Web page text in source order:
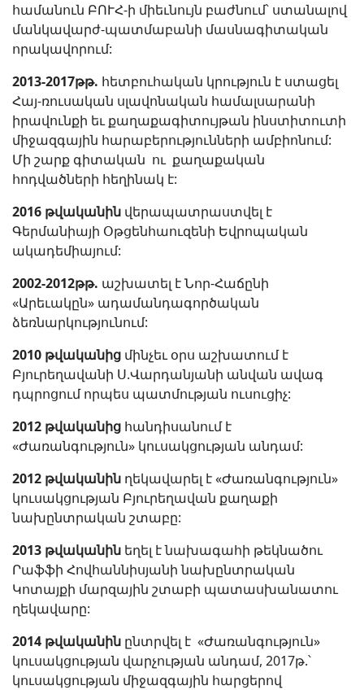
համանուն ԲՈՒՀ-ի միեւնույն բաժնում՝ ստանալով
մանկավարժ-պատմաբանի մասնագիտական
որակավորում:
2013-2017թթ. հետբուհական կրություն է ստացել
Հայ-ռուսական սլավոնական համալսարանի
իրավունքի եւ քաղաքագիտույթան ինստիտուտի
միջազգային հարաբերությունների ամբիոնում:
Մի շարք գիտական ու քաղաքական
հոդվածների հեղինակ է:
2016 թվականին վերապատրաստվել է
Գերմանիայի Օթցենհաուզենի Եվրոպական
ակադեմիայում:
2002-2012թթ. աշխատել է Նոր-Հաճընի
«Արեւակըն» ադամանդագործական
ձեռնարկությունում:
2010 թվականից մինչեւ օրս աշխատում է
Բյուրեղավանի Ս.Վարդանյանի անվան ավագ
դպրոցում որպես պատմության ուսուցիչ:
2012 թվականից հանդիսանում է
«Ժառանգություն» կուսակցության անդամ:
2012 թվականին ղեկավարել է «Ժառանգություն»
կուսակցության Բյուրեղավան քաղաքի
նախընտրական շտաբը:
2013 թվականին եղել է նախագահի թեկնածու
Րաֆֆի Հովհաննիսյանի նախընտրական
Կոտայքի մարզային շտաբի պատասխանատու
ղեկավարը:
2014 թվականին ընտրվել է «Ժառանգություն»
կուսակցության վարչության անդամ, 2017թ.՝
կուսակցության միջազգային հարցերով